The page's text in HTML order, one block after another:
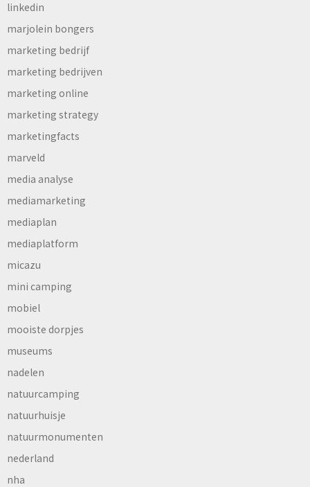
linkedin
marjolein bongers
marketing bedrijf
marketing bedrijven
marketing online
marketing strategy
marketingfacts
marveld
media analyse
mediamarketing
mediaplan
mediaplatform
micazu
mini camping
mobiel
mooiste dorpjes
museums
nadelen
natuurcamping
natuurhuisje
natuurmonumenten
nederland
nha